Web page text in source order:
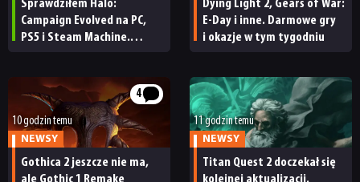
Sprawdziłem Halo:
Campaign Evolved na PC,
PS5 i Steam Machine.
[RECENZJA TECHNICZNA]
Dying Light 2, Gears of War:
E-Day i inne. Darmowe gry
i okazje w tym tygodniu
4
10 godzin temu
NEWSY
Gothica 2 jeszcze nie ma,
ale Gothic 1 Remake
11 godzin temu
NEWSY
Titan Quest 2 doczekał się
kolejnej aktualizacji.